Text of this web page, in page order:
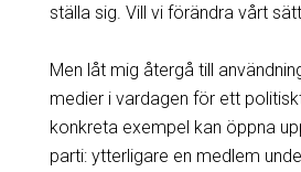
ställa sig. Vill vi förändra vårt
Men låt mig återgå till
medier i vardagen för ett
konkreta exempel kan öppna
parti: ytterligare en medlem